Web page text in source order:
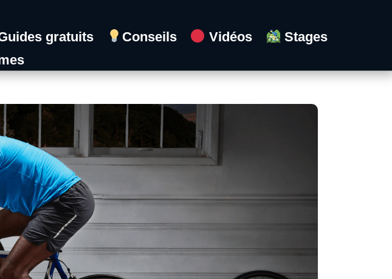
gratuits Conseils Vidéos
Stages